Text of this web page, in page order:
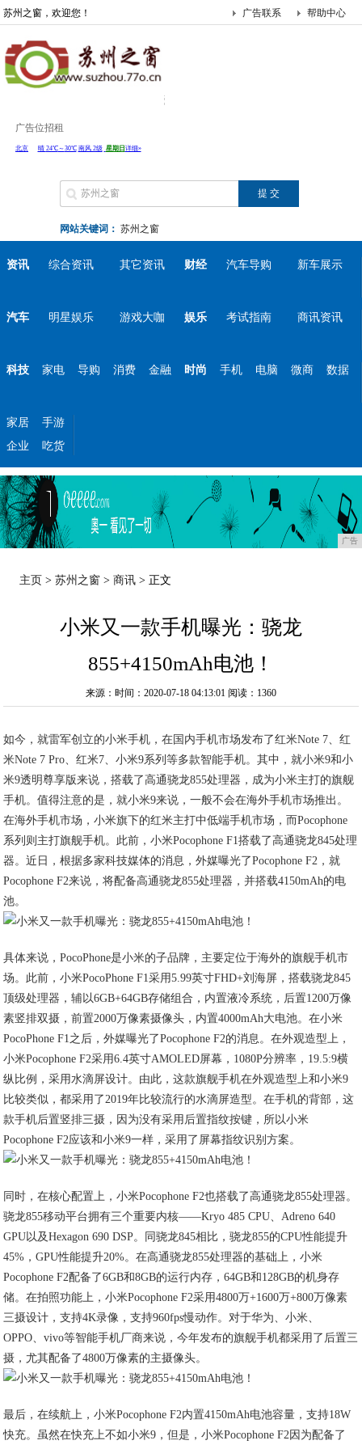
苏州之窗，欢迎您！ 帮助中心
广告联系
广告位招租
网站关键词： 苏州之窗
资讯 综合资讯 其它资讯 财经 汽车导购 新车展示
汽车 明星娱乐 游戏大咖 娱乐 考试指南 商讯资讯
科技 家电 导购 消费 金融 时尚 手机 电脑 微商 数据
家居
手游
企业
吃货
广告
主页 >苏州之窗 >商讯 > 正文
小米又一款手机曝光：骁龙
855+4150mAh电池！
来源：时间：2020-07-18 04:13:01 阅读：1360
如今，就雷军创立的小米手机，在国内手机市场发布了红米Note 7、红
米Note 7 Pro、红米7、小米9系列等多款智能手机。其中，就小米9和小
米9透明尊享版来说，搭载了高通骁龙855处理器，成为小米主打的旗舰
手机。值得注意的是，就小米9来说，一般不会在海外手机市场推出。
在海外手机市场，小米旗下的红米主打中低端手机市场，而Pocophone
系列则主打旗舰手机。此前，小米Pocophone F1搭载了高通骁龙845处理
器。近日，根据多家科技媒体的消息，外媒曝光了Pocophone F2，就
Pocophone F2来说，将配备高通骁龙855处理器，并搭载4150mAh的电
池。
具体来说，PocoPhone是小米的子品牌，主要定位于海外的旗舰手机市
场。此前，小米PocoPhone F1采用5.99英寸FHD+刘海屏，搭载骁龙845
顶级处理器，辅以6GB+64GB存储组合，内置液冷系统，后置1200万像
素竖排双摄，前置2000万像素摄像头，内置4000mAh大电池。在小米
PocoPhone F1之后，外媒曝光了Pocophone F2的消息。在外观造型上，
小米Pocophone F2采用6.4英寸AMOLED屏幕，1080P分辨率，19.5:9横
纵比例，采用水滴屏设计。由此，这款旗舰手机在外观造型上和小米9
比较类似，都采用了2019年比较流行的水滴屏造型。在手机的背部，这
款手机后置竖排三摄，因为没有采用后置指纹按键，所以小米
Pocophone F2应该和小米9一样，采用了屏幕指纹识别方案。
同时，在核心配置上，小米Pocophone F2也搭载了高通骁龙855处理器。
骁龙855移动平台拥有三个重要内核——Kryo 485 CPU、Adreno 640
GPU以及Hexagon 690 DSP。同骁龙845相比，骁龙855的CPU性能提升
45%，GPU性能提升20%。在高通骁龙855处理器的基础上，小米
Pocophone F2配备了6GB和8GB的运行内存，64GB和128GB的机身存
储。在拍照功能上，小米Pocophone F2采用4800万+1600万+800万像素
三摄设计，支持4K录像，支持960fps慢动作。对于华为、小米、
OPPO、vivo等智能手机厂商来说，今年发布的旗舰手机都采用了后置三
摄，尤其配备了4800万像素的主摄像头。
最后，在续航上，小米Pocophone F2内置4150mAh电池容量，支持18W
快充。虽然在快充上不如小米9，但是，小米Pocophone F2因为配备了